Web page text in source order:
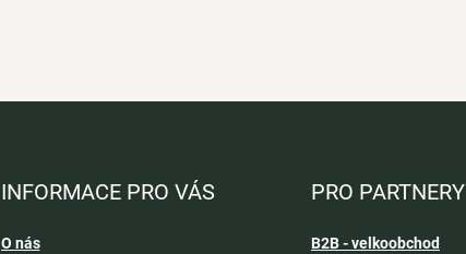
INFORMACE PRO VÁS
O nás
PRO PARTNERY
B2B - velkoobchod